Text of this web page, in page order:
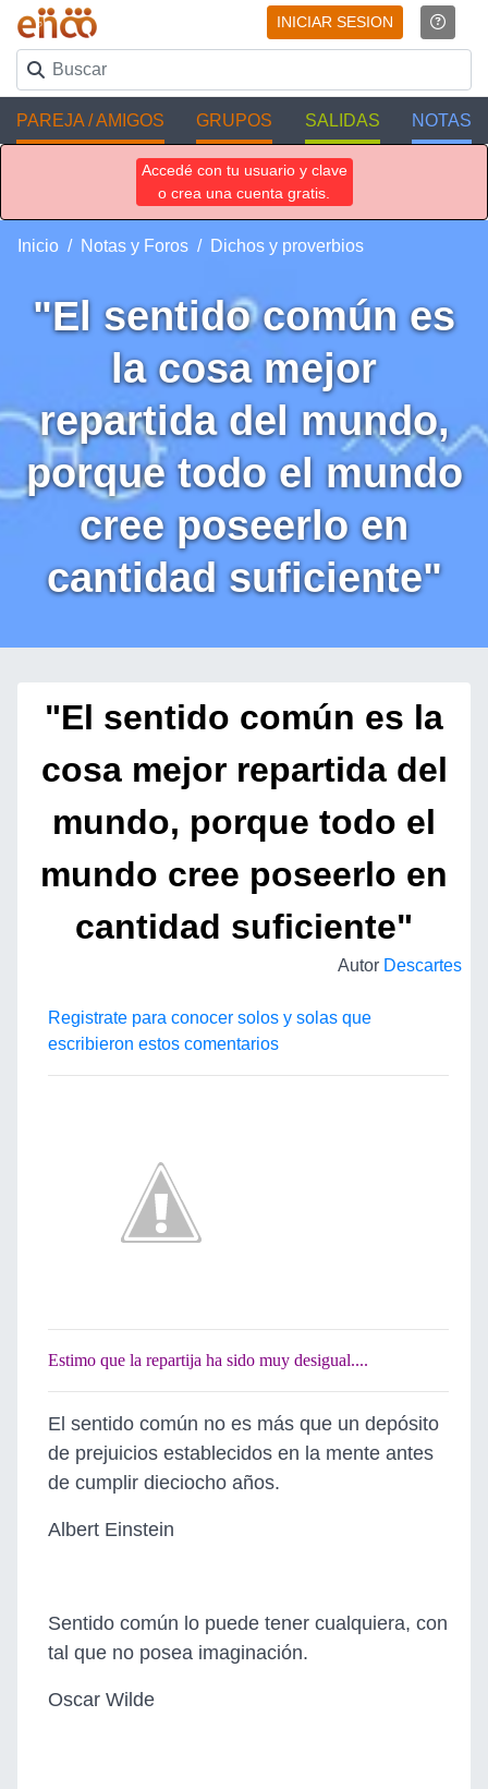
INICIAR SESION
PAREJA / AMIGOS GRUPOS SALIDAS NOTAS
Accedé con tu usuario y clave
o crea una cuenta gratis.
Inicio Notas y Foros Dichos y proverbios
"El sentido común es
la cosa mejor
repartida del mundo,
porque todo el mundo
cree poseerlo en
cantidad suficiente"
"El sentido común es la
cosa mejor repartida del
mundo, porque todo el
mundo cree poseerlo en
cantidad suficiente"
Autor Descartes
Registrate para conocer solos y solas que
escribieron estos comentarios
Estimo que la repartija ha sido muy desigual....
El sentido común no es más que un depósito
de prejuicios establecidos en la mente antes
de cumplir dieciocho años.
Albert Einstein
Sentido común lo puede tener cualquiera, con
tal que no posea imaginación.
Oscar Wilde